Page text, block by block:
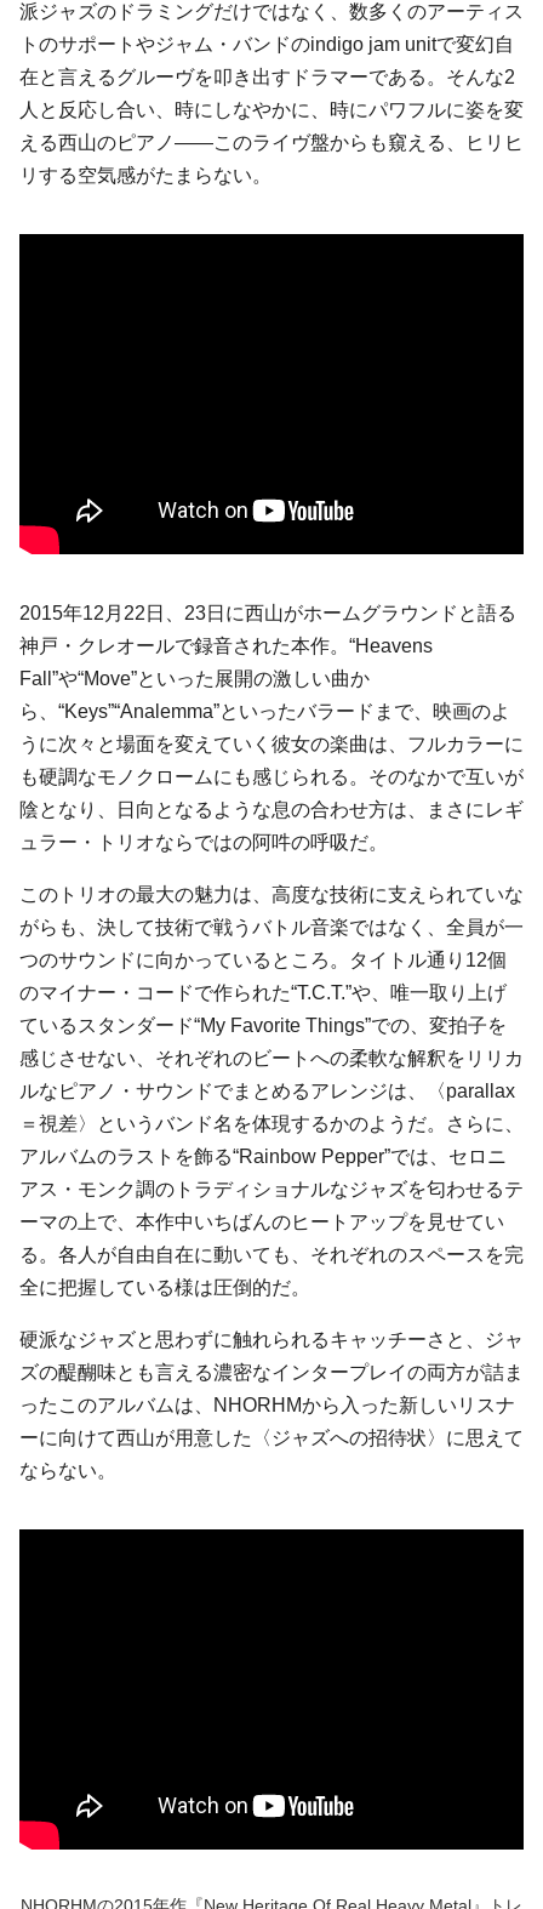
派ジャズのドラミングだけではなく、数多くのアーティス
トのサポートやジャム・バンドのindigo jam unitで変幻自
在と言えるグルーヴを叩き出すドラマーである。そんな2
人と反応し合い、時にしなやかに、時にパワフルに姿を変
える西山のピアノ――このライヴ盤からも窺える、ヒリヒ
リする空気感がたまらない。
2015年12月22日、23日に西山がホームグラウンドと語る
神戸・クレオールで録音された本作。“Heavens
Fall”や“Move”といった展開の激しい曲か
ら、“Keys”“Analemma”といったバラードまで、映画のよ
うに次々と場面を変えていく彼女の楽曲は、フルカラーに
も硬調なモノクロームにも感じられる。そのなかで互いが
陰となり、日向となるような息の合わせ方は、まさにレギ
ュラー・トリオならではの阿吽の呼吸だ。
このトリオの最大の魅力は、高度な技術に支えられていな
がらも、決して技術で戦うバトル音楽ではなく、全員が一
つのサウンドに向かっているところ。タイトル通り12個
のマイナー・コードで作られた“T.C.T.”や、唯一取り上げ
ているスタンダード“My Favorite Things”での、変拍子を
感じさせない、それぞれのビートへの柔軟な解釈をリリカ
ルなピアノ・サウンドでまとめるアレンジは、〈parallax
＝視差〉というバンド名を体現するかのようだ。さらに、
アルバムのラストを飾る“Rainbow Pepper”では、 セロニ
アス・モンク調のトラディショナルなジャズを匂わせるテ
ーマの上で、本作中いちばんのヒートアップを見せてい
る。各人が自由自在に動いても、それぞれのスペースを完
全に把握している様は圧倒的だ。
硬派なジャズと思わずに触れられるキャッチーさと、ジャ
ズの醍醐味とも言える濃密なインタープレイの両方が詰ま
ったこのアルバムは、NHORHMから入った新しいリスナ
ーに向けて西山が用意した〈ジャズへの招待状〉に思えて
ならない。